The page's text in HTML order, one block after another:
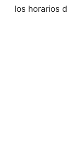
los horarios